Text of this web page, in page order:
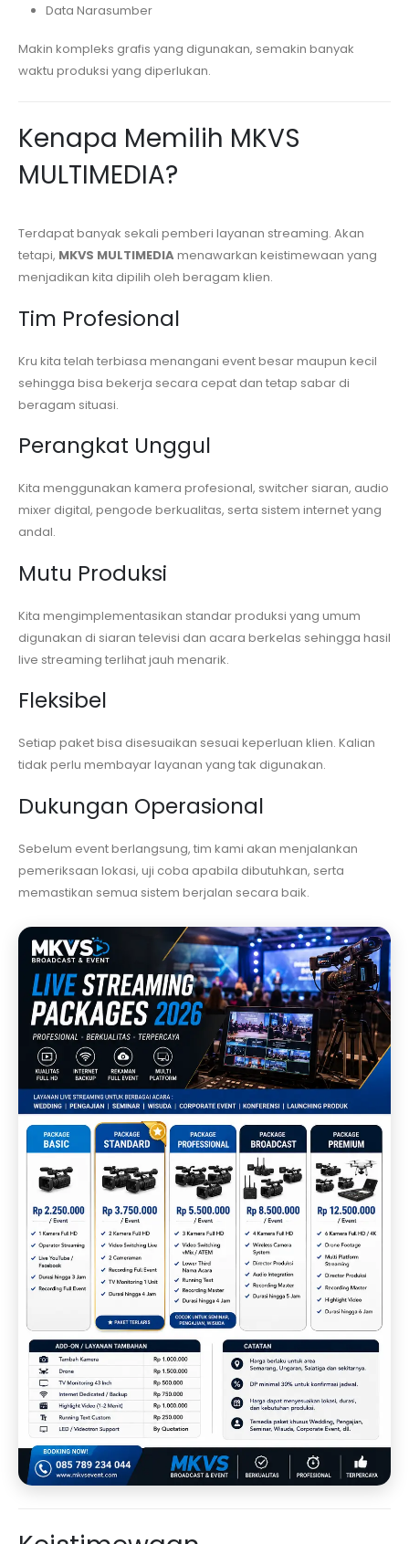
Data Narasumber
Makin kompleks grafis yang digunakan, semakin banyak
waktu produksi yang diperlukan.
Kenapa Memilih MKVS
MULTIMEDIA?
Terdapat banyak sekali pemberi layanan streaming. Akan
tetapi, MKVS MULTIMEDIAmenawarkan keistimewaan yang
menjadikan kita dipilih oleh beragam klien.
Tim Profesional
Kru kita telah terbiasa menangani event besar maupun kecil
sehingga bisa bekerja secara cepat dan tetap sabar di
beragam situasi.
Perangkat Unggul
Kita menggunakan kamera profesional, switcher siaran, audio
mixer digital, pengode berkualitas, serta sistem internet yang
andal.
Mutu Produksi
Kita mengimplementasikan standar produksi yang umum
digunakan di siaran televisi dan acara berkelas sehingga hasil
live streaming terlihat jauh menarik.
Fleksibel
Setiap paket bisa disesuaikan sesuai keperluan klien. Kalian
tidak perlu membayar layanan yang tak digunakan.
Dukungan Operasional
Sebelum event berlangsung, tim kami akan menjalankan
pemeriksaan lokasi, uji coba apabila dibutuhkan, serta
memastikan semua sistem berjalan secara baik.